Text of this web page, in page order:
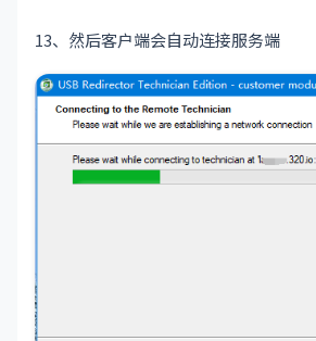
13、然后客户端会自动连接服务端